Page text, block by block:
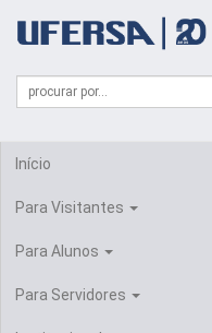
portal
UFERSA
Formulário
Busca
Campo
de
Início
Para Visitantes
Para Alunos
Para Servidores